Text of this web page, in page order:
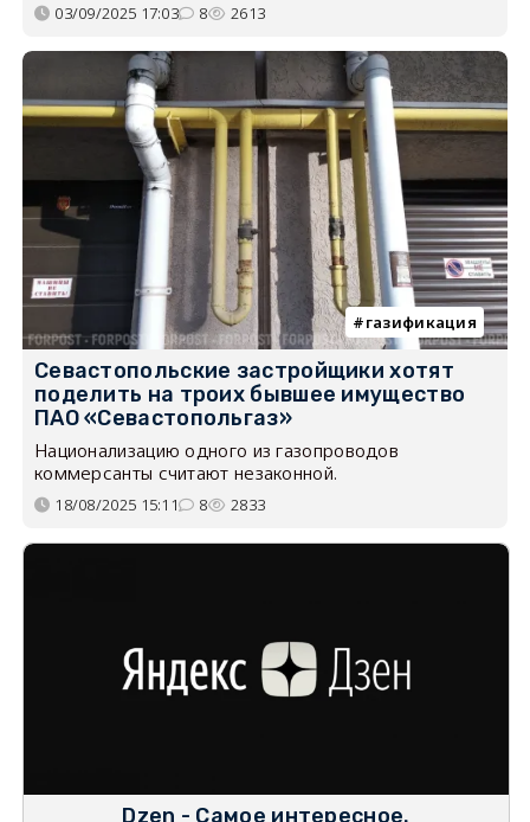
03/09/2025 17:03 8 2613
газификация
Севастопольские застройщики хотят
поделить на троих бывшее имущество
ПАО «Севастопольгаз»
Национализацию одного из газопроводов
коммерсанты считают незаконной.
18/08/2025 15:11 8 2833
Dzen - Самое интересное.